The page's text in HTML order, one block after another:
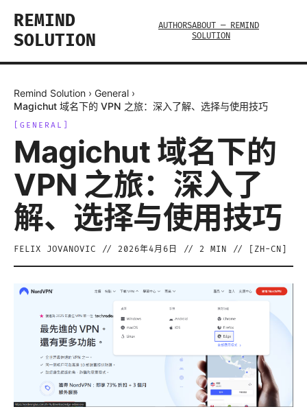
REMIND
SOLUTION
AUTHORSABOUT — REMIND
SOLUTION
Remind Solution › General ›
Magichut 域名下的 VPN 之旅：深入了解、选择与使用技巧
GENERAL
Magichut 域名下的
VPN 之旅：深入了
解、选择与使用技巧
FELIX JOVANOVIC // 2026年4月6日 // 2 MIN // [ ZH-CN